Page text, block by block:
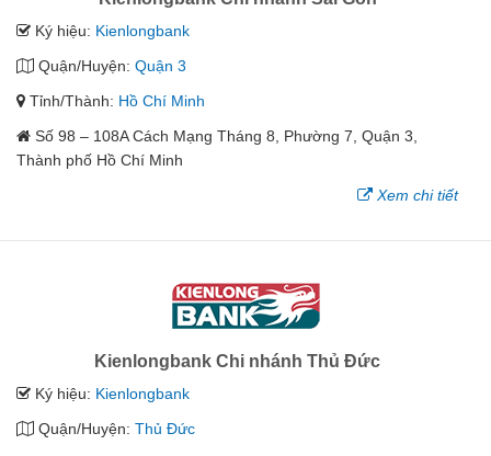
Ký hiệu: Kienlongbank
Quận/Huyện: Quận 3
Tỉnh/Thành: Hồ Chí Minh
Số 98 – 108A Cách Mạng Tháng 8, Phường 7, Quận 3,
Thành phố Hồ Chí Minh
Xem chi tiết
Kienlongbank Chi nhánh Thủ Đức
Ký hiệu: Kienlongbank
Quận/Huyện: Thủ Đức